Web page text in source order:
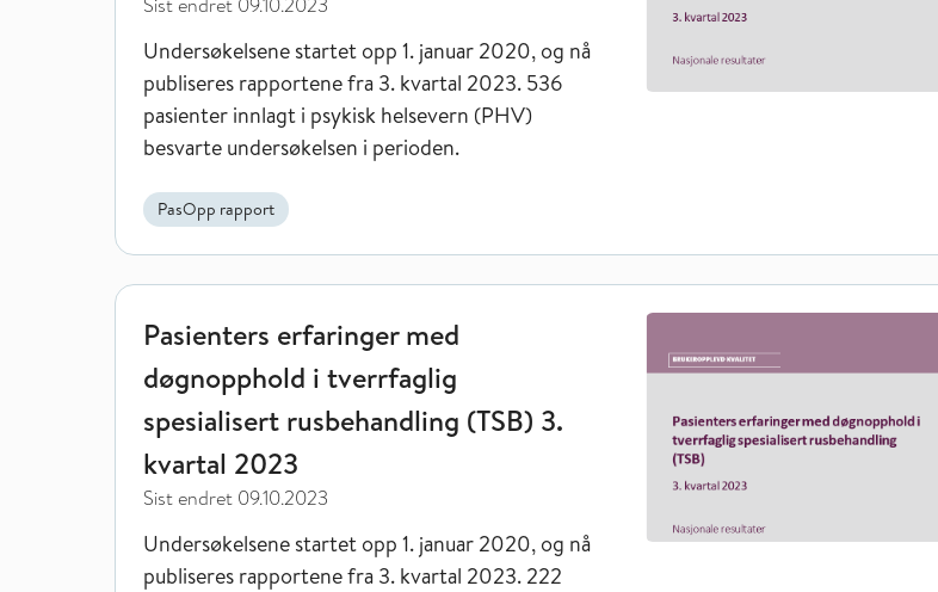
Undersøkelsene startet opp 1. januar 2020, og nå
publiseres rapportene fra 3. kvartal 2023. 536
pasienter innlagt i psykisk helsevern (PHV)
besvarte undersøkelsen i perioden.
PasOpp rapport
Pasienters erfaringer med døgnopphold i tverrfaglig spesialisert rusbehandling (TSB) 3. kvartal 2023
Pasienters erfaringer med
døgnopphold i tverrfaglig
spesialisert rusbehandling (TSB) 3.
kvartal 2023
Sist endret 09.10.2023
Undersøkelsene startet opp 1. januar 2020, og nå
publiseres rapportene fra 3. kvartal 2023. 222